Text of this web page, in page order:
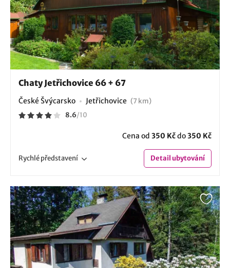
Chaty Jetřichovice 66 + 67
České Švýcarsko Jetřichovice (7 km)
8.6/10
Cena od 350 Kčdo350 Kč
Rychlépředstavení Detailubytování